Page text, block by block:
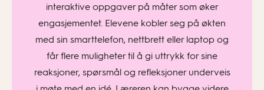
interaktive oppgaver på måter som øker
engasjementet. Elevene kobler seg på økten
med sin smarttelefon, nettbrett eller laptop og
får flere muligheter til å gi uttrykk for sine
reaksjoner, spørsmål og refleksjoner underveis